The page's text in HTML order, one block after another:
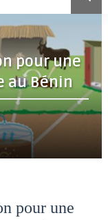
pour une
au Bénin
pour une